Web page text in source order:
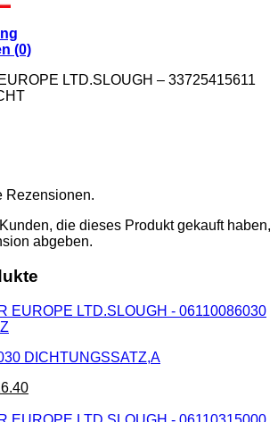
(0)
LTD.SLOUGH – 33725415611
Rezensionen.
die dieses Produkt gekauft haben,
abgeben.
DICHTUNGSSATZ,A